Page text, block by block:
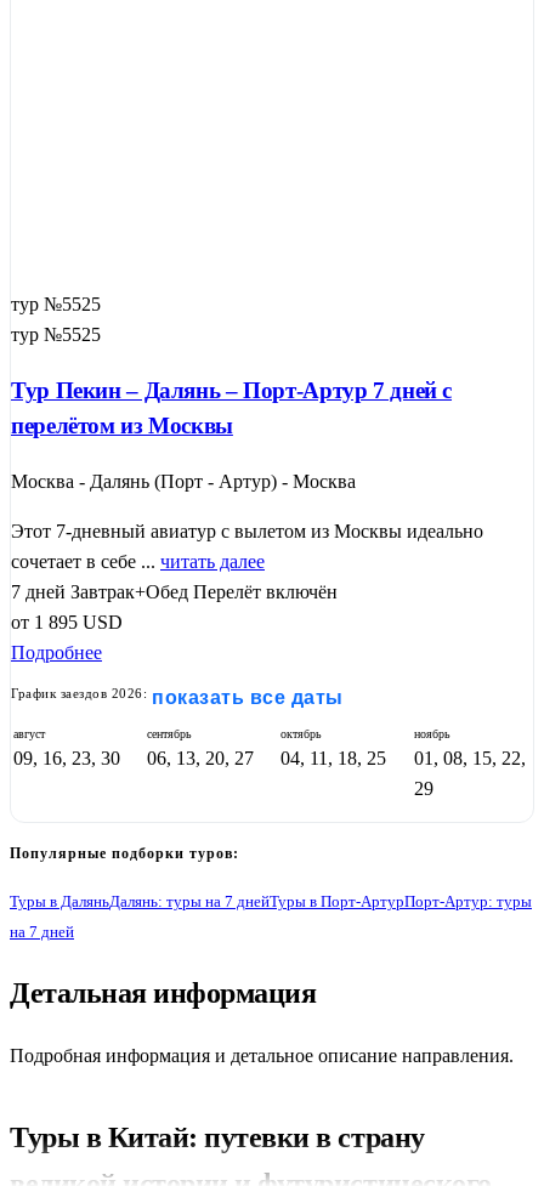
1
тур №5525
тур №5525
Тур Пекин – Далянь – Порт-Артур 7 дней с
перелётом из Москвы
Москва - Далянь (Порт - Артур) - Москва
Этот 7-дневный авиатур с вылетом из Москвы идеально
сочетает в себе ... читать далее
7 дней Завтрак+Обед Перелёт включён
от 1 895 USD
Подробнее
График заездов 2026: показать все даты
август
09, 16, 23, 30
сентябрь
06, 13, 20, 27
октябрь
04, 11, 18, 25
ноябрь
01, 08, 15, 22,
29
Популярные подборки туров:
Туры в ДаляньДалянь: туры на 7 днейТуры в Порт-АртурПорт-Артур: туры
на 7 дней
Детальная информация
Подробная информация и детальное описание направления.
Туры в Китай: путевки в страну